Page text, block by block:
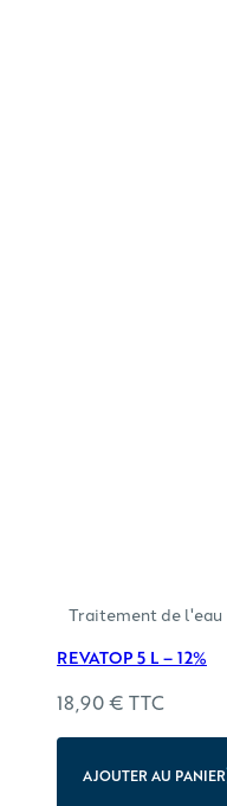
Traitement de l'eau
REVATOP 5 L – 12%
18,90€ TTC
AJOUTER AU PANIER